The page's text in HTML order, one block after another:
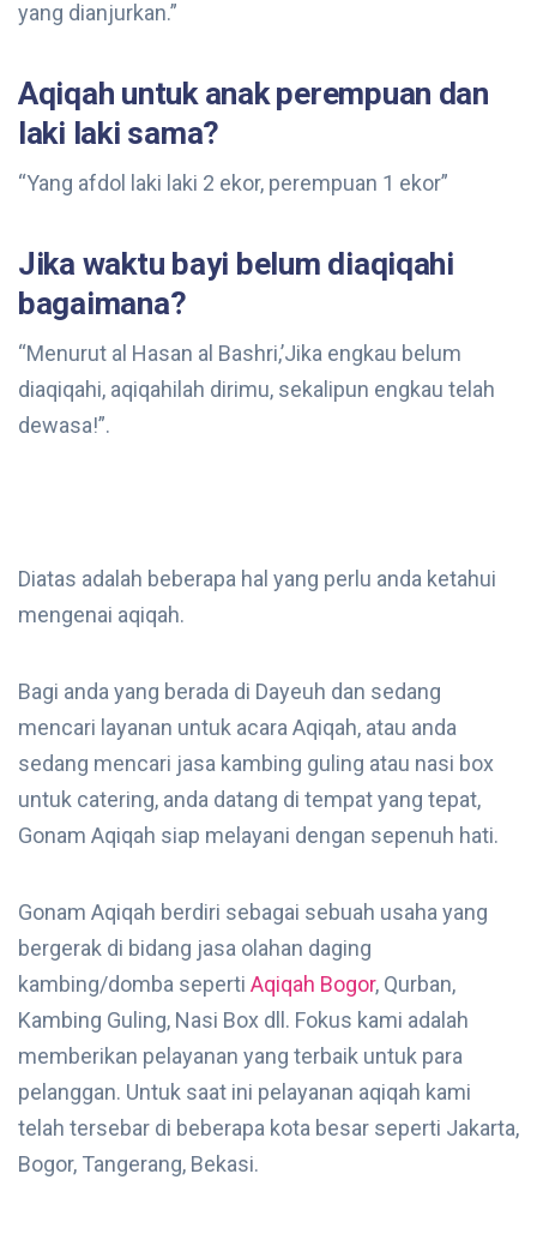
yang dianjurkan.”
Aqiqah untuk anak perempuan dan
laki laki sama?
“Yang afdol laki laki 2 ekor, perempuan 1 ekor”
Jika waktu bayi belum diaqiqahi
bagaimana?
“Menurut al Hasan al Bashri,’Jika engkau belum
diaqiqahi, aqiqahilah dirimu, sekalipun engkau telah
dewasa!”.
Diatas adalah beberapa hal yang perlu anda ketahui
mengenai aqiqah.
Bagi anda yang berada di Dayeuh dan sedang
mencari layanan untuk acara Aqiqah, atau anda
sedang mencari jasa kambing guling atau nasi box
untuk catering, anda datang di tempat yang tepat,
Gonam Aqiqah siap melayani dengan sepenuh hati.
Gonam Aqiqah berdiri sebagai sebuah usaha yang
bergerak di bidang jasa olahan daging
kambing/domba seperti Aqiqah Bogor, Qurban,
Kambing Guling, Nasi Box dll. Fokus kami adalah
memberikan pelayanan yang terbaik untuk para
pelanggan. Untuk saat ini pelayanan aqiqah kami
telah tersebar di beberapa kota besar seperti Jakarta,
Bogor, Tangerang, Bekasi.